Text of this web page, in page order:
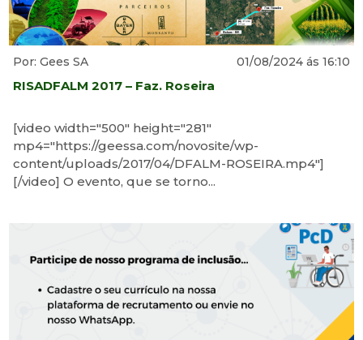
Por: Gees SA 01/08/2024 ás 16:10
RISADFALM 2017 – Faz. Roseira
[video width="500" height="281"
mp4="https://geessa.com/novosite/wp-
content/uploads/2017/04/DFALM-ROSEIRA.mp4"]
[/video] O evento, que se torno...